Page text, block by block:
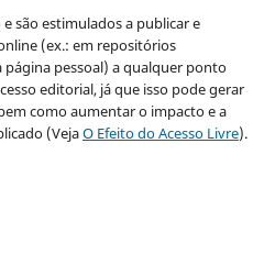
são estimulados a publicar e
(ex.: em repositórios
página pessoal) a qualquer ponto
editorial, já que isso pode gerar
como aumentar o impacto e a
(VejaO Efeito do Acesso Livre).